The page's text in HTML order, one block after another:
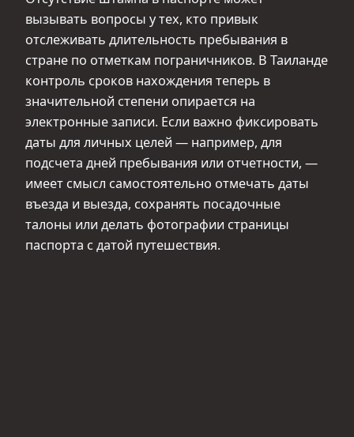
вызывать вопросы у тех, кто привык
отслеживать длительность пребывания в
стране по отметкам пограничников. В Таиланде
контроль сроков нахождения теперь в
значительной степени опирается на
электронные записи. Если важно фиксировать
даты для личных целей — например, для
подсчета дней пребывания или отчетности, —
имеет смысл самостоятельно отмечать даты
въезда и выезда, сохранять посадочные
талоны или делать фотографии страницы
паспорта с датой путешествия.